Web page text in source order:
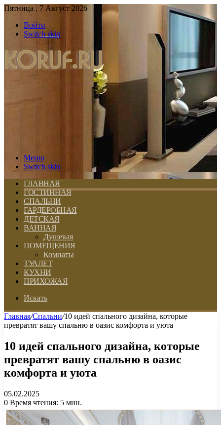
Пятница , 7 Август 2026
Войти
Switch skin
Меню
Switch skin
ГЛАВНАЯ
ГОСТИННАЯ
СПАЛЬНИ
ГАРДЕРОБНАЯ
ДЕТСКАЯ
ВАННАЯ
Душевая
ПОМЕЩЕНИЯ
Комнаты
ТУАЛЕТ
КУХНИ
ПРИХОЖАЯ
Искать
Главная/Спальни/10 идей спального дизайна, которые
превратят вашу спальню в оазис комфорта и уюта
10 идей спального дизайна, которые
превратят вашу спальню в оазис
комфорта и уюта
05.02.2025
0 Время чтения: 5 мин.